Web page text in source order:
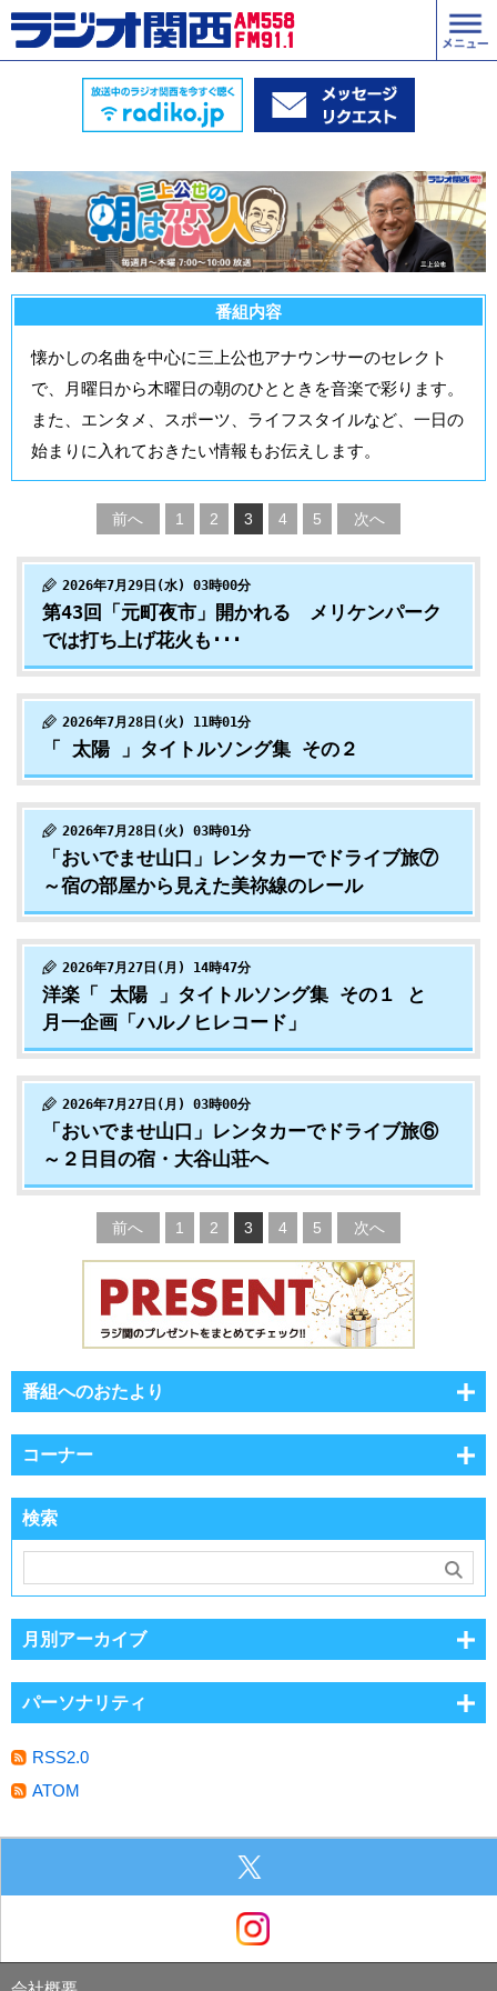
番組内容
懐かしの名曲を中心に三上公也アナウンサーのセレクト
で、月曜日から木曜日の朝のひとときを音楽で彩ります。
また、エンタメ、スポーツ、ライフスタイルなど、一日の
始まりに入れておきたい情報もお伝えします。
前へ 1 2 3 4 5 次へ
2026年7月29日(水) 03時00分
第43回「元町夜市」開かれる メリケンパーク
では打ち上げ花火も･･･
2026年7月28日(火) 11時01分
「 太陽 」タイトルソング集 その２
2026年7月28日(火) 03時01分
「おいでませ山口」レンタカーでドライブ旅⑦
～宿の部屋から見えた美祢線のレール
2026年7月27日(月) 14時47分
洋楽「 太陽 」タイトルソング集 その１ と
月一企画「ハルノヒレコード」
2026年7月27日(月) 03時00分
「おいでませ山口」レンタカーでドライブ旅⑥
～２日目の宿・大谷山荘へ
前へ 1 2 3 4 5 次へ
番組へのおたより
コーナー
検索
月別アーカイブ
パーソナリティ
RSS2.0
ATOM